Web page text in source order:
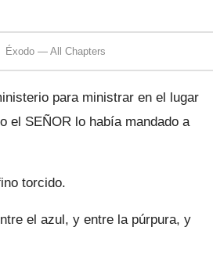
Éxodo — All Chapters
para ministrar en el lugar
el SEÑOR lo había mandado a
torcido.
el azul, y entre la púrpu­ra, y